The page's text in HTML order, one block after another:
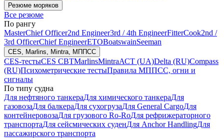
Резюме моряков
Все резюме
По рангу
MasterChief Officer2nd Engineer3rd / 4th EngineerFitterCook2nd /
3rd OfficerChief EngineerETOBoatswainSeeman
CES, Marlins, Mintra, МППСС
CES-тестыCES CBTMarlinsMintraАСТ (UA)Delta (RU)Compass
(RU)Психометрические тестыПравила МППСС, огни и
сигналы
По типу судна
Для нефтяного танкераДля химического танкераДля
газовозаДля балкераДля сухогрузаДля General CargoДля
контейнеровозаДля грузового Ro-RoДля рефрижераторного
транспортаДля сейсмических суденДля Anchor HandlingДля
пассажирского транспорта